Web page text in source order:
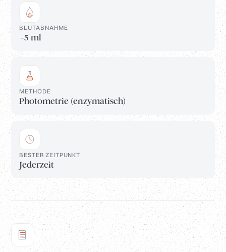
BLUTABNAHME
~5 ml
METHODE
Photometrie (enzymatisch)
BESTER ZEITPUNKT
Jederzeit